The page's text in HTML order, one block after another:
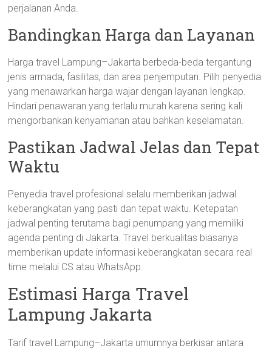
perjalanan Anda.
Bandingkan Harga dan Layanan
Harga travel Lampung–Jakarta berbeda-beda tergantung
jenis armada, fasilitas, dan area penjemputan. Pilih penyedia
yang menawarkan harga wajar dengan layanan lengkap.
Hindari penawaran yang terlalu murah karena sering kali
mengorbankan kenyamanan atau bahkan keselamatan.
Pastikan Jadwal Jelas dan Tepat
Waktu
Penyedia travel profesional selalu memberikan jadwal
keberangkatan yang pasti dan tepat waktu. Ketepatan
jadwal penting terutama bagi penumpang yang memiliki
agenda penting di Jakarta. Travel berkualitas biasanya
memberikan update informasi keberangkatan secara real
time melalui CS atau WhatsApp.
Estimasi Harga Travel
Lampung Jakarta
Tarif travel Lampung–Jakarta umumnya berkisar antara